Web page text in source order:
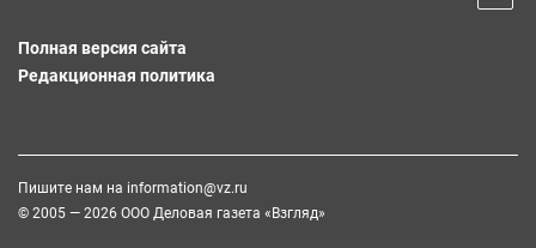
Полная версия сайта
Редакционная политика
Пишите нам на information@vz.ru
© 2005 — 2026 ООО Деловая газета «Взгляд»